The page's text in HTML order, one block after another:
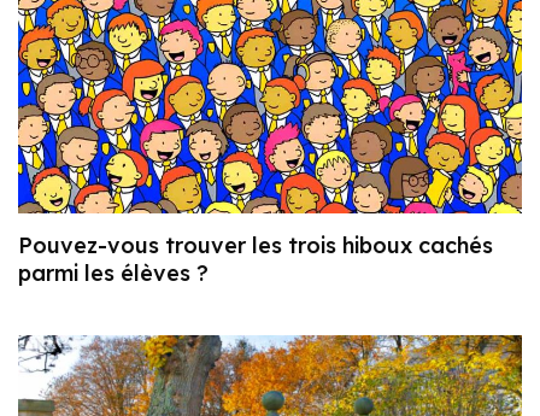
Pouvez-vous trouver les trois hiboux cachés
parmi les élèves ?